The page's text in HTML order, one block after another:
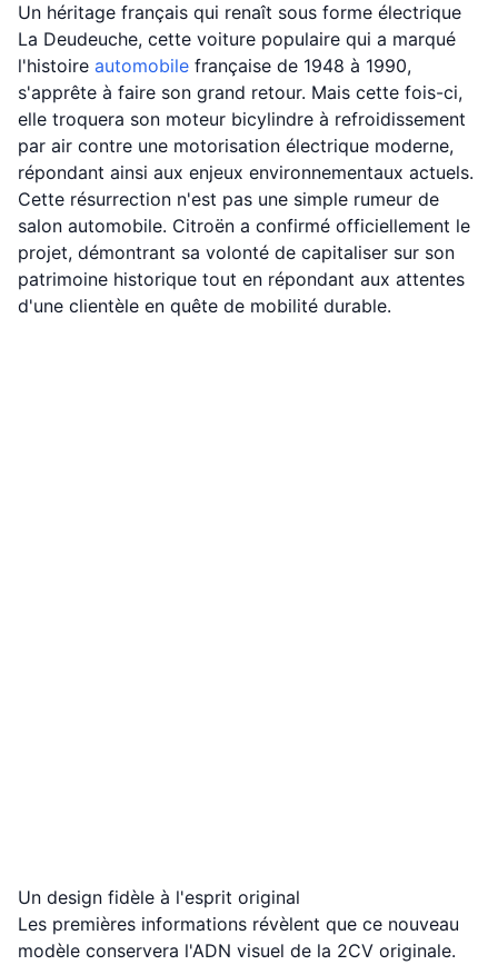
Un héritage français qui renaît sous forme électrique
La Deudeuche, cette voiture populaire qui a marqué
l'histoire automobile française de 1948 à 1990,
s'apprête à faire son grand retour. Mais cette fois-ci,
elle troquera son moteur bicylindre à refroidissement
par air contre une motorisation électrique moderne,
répondant ainsi aux enjeux environnementaux actuels.
Cette résurrection n'est pas une simple rumeur de
salon automobile. Citroën a confirmé officiellement le
projet, démontrant sa volonté de capitaliser sur son
patrimoine historique tout en répondant aux attentes
d'une clientèle en quête de mobilité durable.
Un design fidèle à l'esprit original
Les premières informations révèlent que ce nouveau
modèle conservera l'ADN visuel de la 2CV originale.